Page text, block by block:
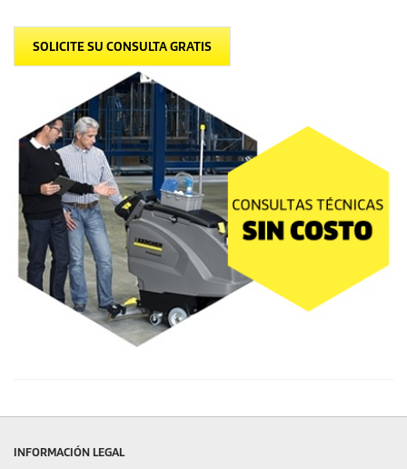
SOLICITE SU CONSULTA GRATIS
INFORMACIÓN LEGAL